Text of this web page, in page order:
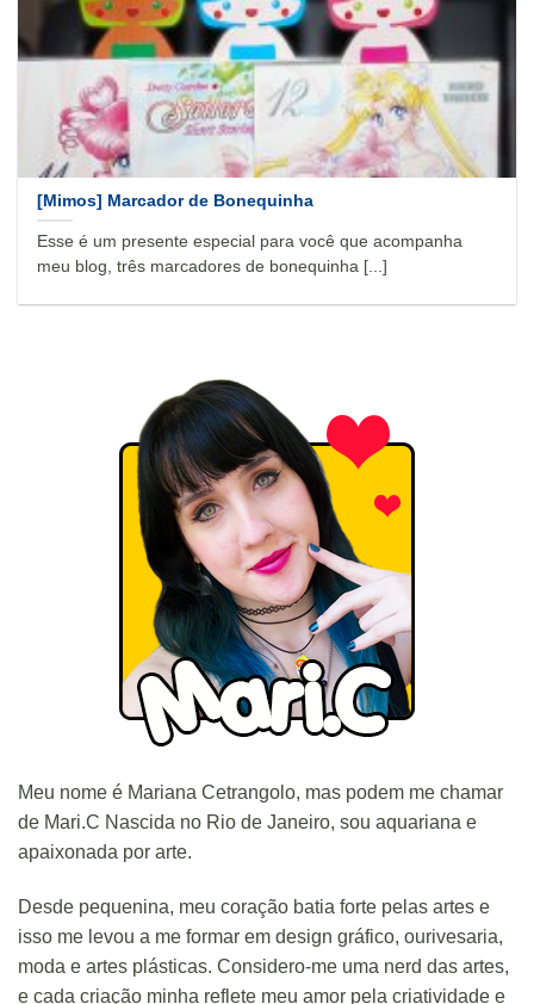
[Mimos] Marcador de Bonequinha
Esse é um presente especial para você que acompanha
meu blog, três marcadores de bonequinha [...]
Meu nome é Mariana Cetrangolo, mas podem me chamar
de Mari.C Nascida no Rio de Janeiro, sou aquariana e
apaixonada por arte.
Desde pequenina, meu coração batia forte pelas artes e
isso me levou a me formar em design gráfico, ourivesaria,
moda e artes plásticas. Considero-me uma nerd das artes,
e cada criação minha reflete meu amor pela criatividade e